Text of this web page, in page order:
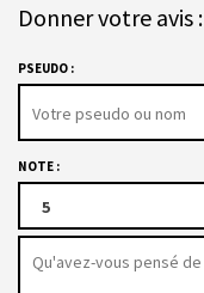
Donner votre avis :
PSEUDO :
NOTE :
5